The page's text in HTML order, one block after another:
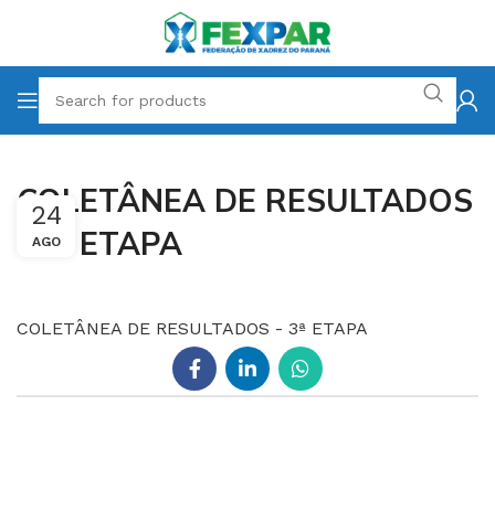
COLETÂNEA DE RESULTADOS
– 3ª ETAPA
24
AGO
COLETÂNEA DE RESULTADOS - 3ª ETAPA